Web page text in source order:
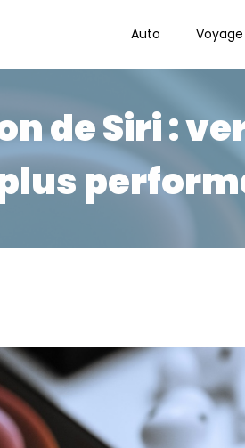
Auto Voyage
de Siri :